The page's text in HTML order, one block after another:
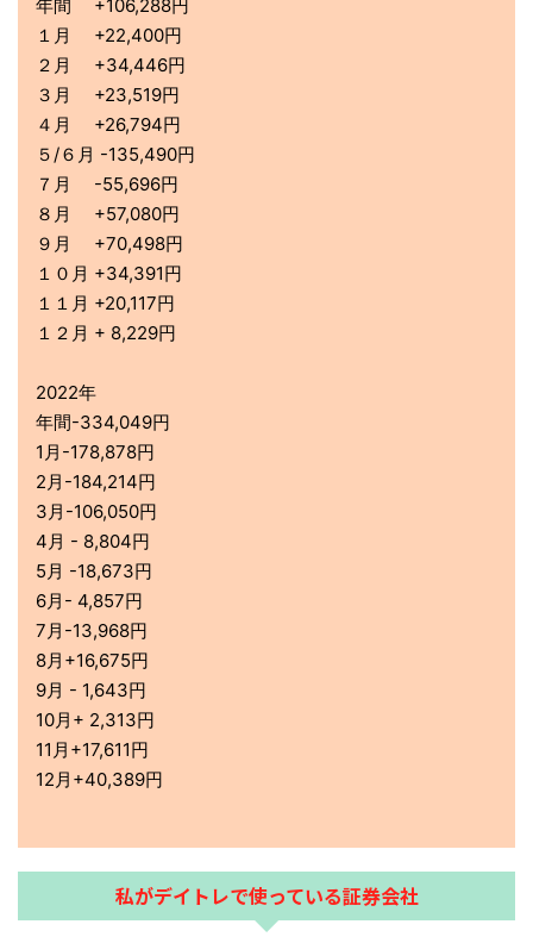
年間 +106,288円
１月 +22,400円
２月 +34,446円
３月 +23,519円
４月 +26,794円
５/６月 -135,490円
７月 -55,696円
８月 +57,080円
９月 +70,498円
１０月 +34,391円
１１月 +20,117円
１２月 + 8,229円
2022年
年間-334,049円
1月-178,878円
2月-184,214円
3月-106,050円
4月 - 8,804円
5月 -18,673円
6月- 4,857円
7月-13,968円
8月+16,675円
9月 - 1,643円
10月+ 2,313円
11月+17,611円
12月+40,389円
私がデイトレで使っている証券会社